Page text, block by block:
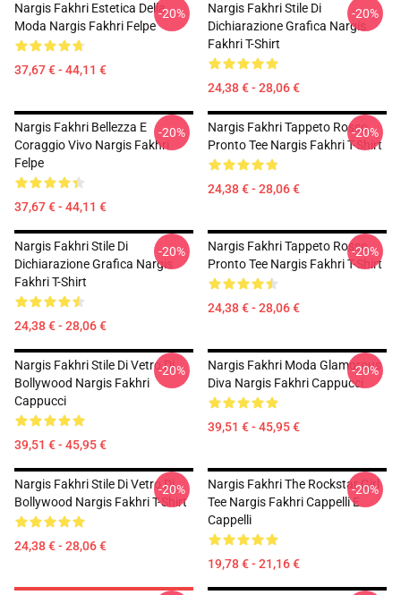
Nargis Fakhri Estetica Della
Moda Nargis Fakhri Felpe
37,67 € - 44,11 €
-20%
Nargis Fakhri Stile Di
Dichiarazione Grafica Nargis
Fakhri T-Shirt
24,38 € - 28,06 €
-20%
Nargis Fakhri Bellezza E
Coraggio Vivo Nargis Fakhri
Felpe
37,67 € - 44,11 €
-20%
Nargis Fakhri Tappeto Rosso
Pronto Tee Nargis Fakhri T-Shirt
24,38 € - 28,06 €
-20%
Nargis Fakhri Stile Di
Dichiarazione Grafica Nargis
Fakhri T-Shirt
24,38 € - 28,06 €
-20%
Nargis Fakhri Tappeto Rosso
Pronto Tee Nargis Fakhri T-Shirt
24,38 € - 28,06 €
-20%
Nargis Fakhri Stile Di Vetro Di
Bollywood Nargis Fakhri
Cappucci
39,51 € - 45,95 €
-20%
Nargis Fakhri Moda Glamorous
Diva Nargis Fakhri Cappucci
39,51 € - 45,95 €
-20%
Nargis Fakhri Stile Di Vetro Di
Bollywood Nargis Fakhri T-Shirt
24,38 € - 28,06 €
-20%
Nargis Fakhri The Rockstar Girl
Tee Nargis Fakhri Cappelli E
Cappelli
19,78 € - 21,16 €
-20%